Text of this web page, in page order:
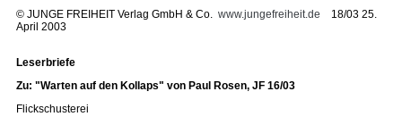
© JUNGE FREIHEIT Verlag GmbH & Co. www.jungefreiheit.de 18/03 25.
April 2003
Leserbriefe
Zu: "Warten auf den Kollaps" von Paul Rosen, JF 16/03
Flickschusterei